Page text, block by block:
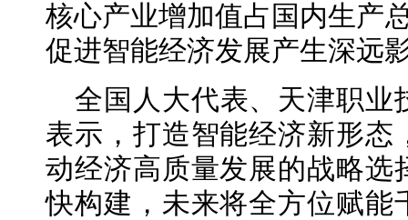
核心产业增加值占国内生产
促进智能经济发展产生深远
全国人大代表、天津职业
表示，打造智能经济新形
动经济高质量发展的战略选
快构建，未来将全方位赋能